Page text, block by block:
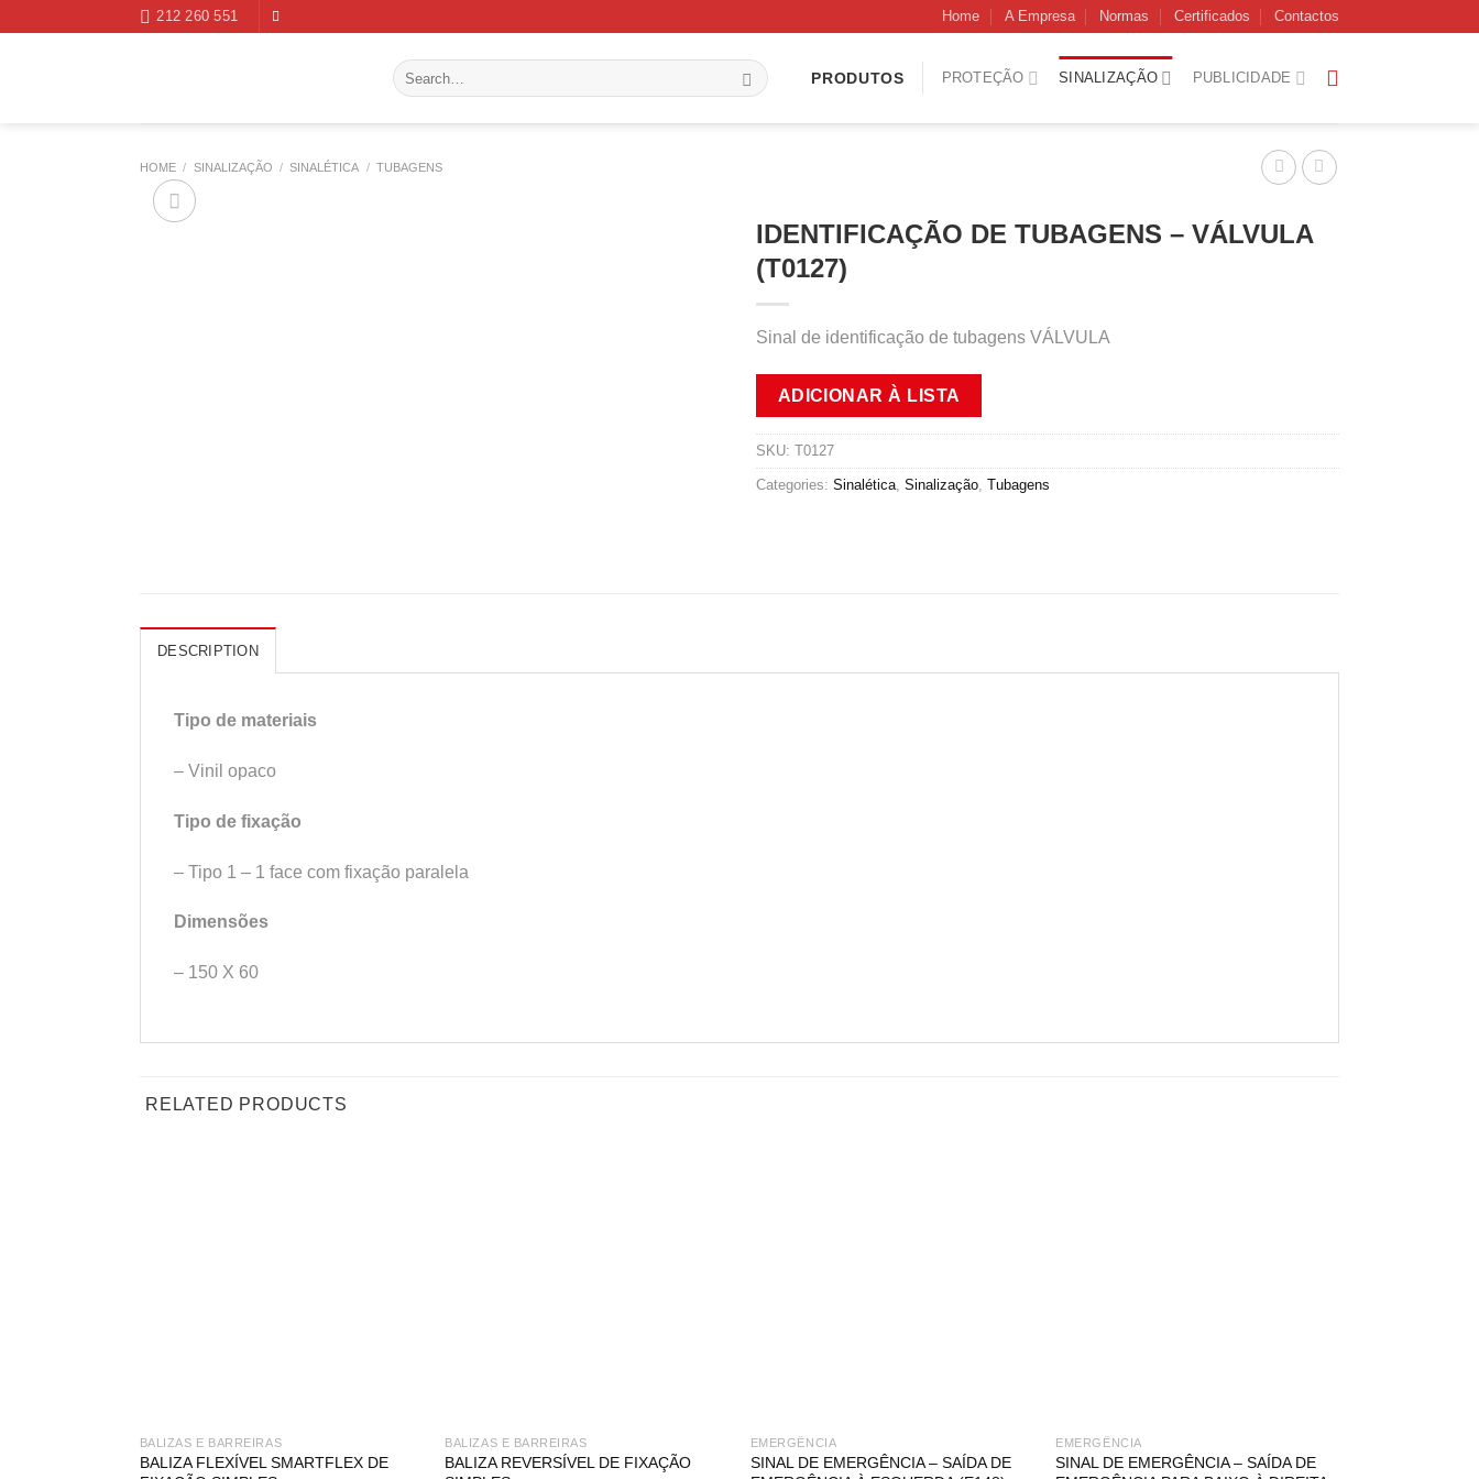
212 260 551 Home A Empresa Normas Certificados Contactos
Search
for:
PRODUTOS PROTEÇÃO SINALIZAÇÃO PUBLICIDADE
HOME / SINALIZAÇÃO / SINALÉTICA / TUBAGENS
IDENTIFICAÇÃO DE TUBAGENS – VÁLVULA
(T0127)
Sinal de identificação de tubagens VÁLVULA
ADICIONAR À LISTA
SKU: T0127
Categories: Sinalética, Sinalização, Tubagens
DESCRIPTION
Tipo de materiais
– Vinil opaco
Tipo de fixação
– Tipo 1 – 1 face com fixação paralela
Dimensões
– 150 X 60
RELATED PRODUCTS
BALIZAS E BARREIRAS
BALIZA FLEXÍVEL SMARTFLEX DE
BALIZAS E BARREIRAS
BALIZA REVERSÍVEL DE FIXAÇÃO
EMERGÊNCIA
SINAL DE EMERGÊNCIA – SAÍDA DE
EMERGÊNCIA
SINAL DE EMERGÊNCIA – SAÍDA DE